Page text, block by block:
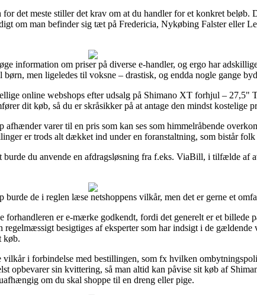
det meste stiller det krav om at du handler for et konkret beløb.
om man befinder sig tæt på Fredericia, Nykøbing Falster eller
information om priser på diverse e-handler, og ergo har
men ligeledes til voksne – drastisk, og endda nogle gange
online webshops efter udsalg på Shimano XT forhjul – 27,5"
dit køb, så du er skråsikker på at antage den mindst kostelige
varer til en pris som kan ses som himmelråbende
er trods alt dækket ind under en foranstaltning, som bistår
du anvende en afdragsløsning fra f.eks. ViaBill, i tilfælde af
de i reglen læse netshoppens vilkår, men det er gerne et
er e-mærke godkendt, fordi det generelt er et billede
besigtiges af eksperter som har indsigt i de gældende
køb.
i forbindelse med bestillingen, som fx hvilken
opbevarer sin kvittering, så man altid kan påvise sit køb af
om du skal shoppe til en dreng eller pige.